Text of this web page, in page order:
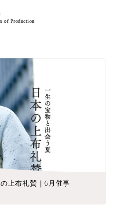
of Production
上布礼賛｜6月催事